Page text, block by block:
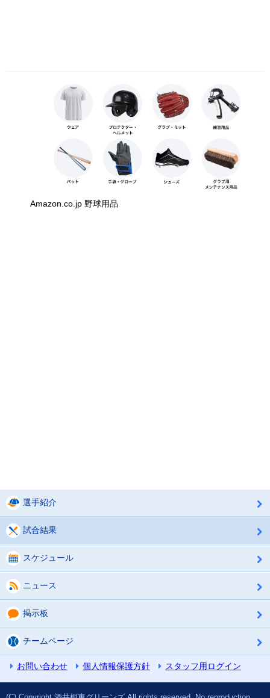
Amazon.co.jp 野球用品
選手紹介
試合結果
スケジュール
ニュース
掲示板
チームページ
お問い合わせ 個人情報保護方針 スタッフ用ログイン